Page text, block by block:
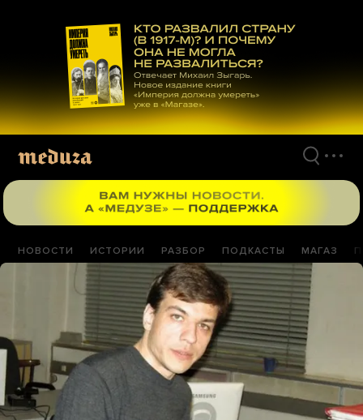
материалам
НОВОСТИ ИСТОРИИ РАЗБОР ПОДКАСТЫ МАГАЗ